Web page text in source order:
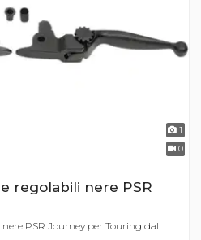
1
0
regolabili nere PSR
PSR Journey per Touring dal